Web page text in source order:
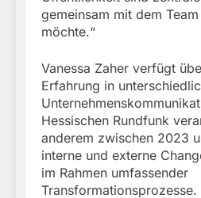
gemeinsam mit dem
möchte.“
Vanessa Zaher verfügt
Erfahrung in
Hessischen Rundfunk
anderem zwischen 2023
interne und externe
im Rahmen umfassender